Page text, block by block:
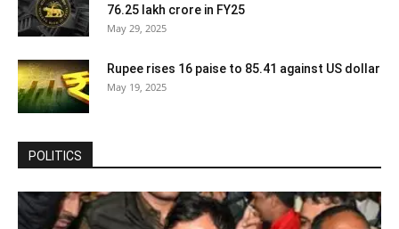
76.25 lakh crore in FY25
May 29, 2025
Rupee rises 16 paise to 85.41 against US dollar
May 19, 2025
POLITICS